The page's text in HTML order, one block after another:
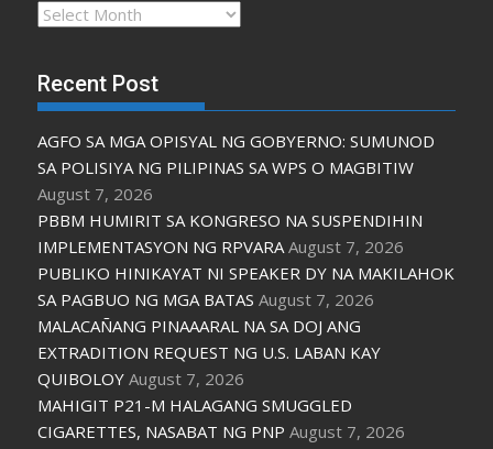
Archives
Recent Post
AGFO SA MGA OPISYAL NG GOBYERNO: SUMUNOD
SA POLISIYA NG PILIPINAS SA WPS O MAGBITIW
August 7, 2026
PBBM HUMIRIT SA KONGRESO NA SUSPENDIHIN
IMPLEMENTASYON NG RPVARA August 7, 2026
PUBLIKO HINIKAYAT NI SPEAKER DY NA MAKILAHOK
SA PAGBUO NG MGA BATAS August 7, 2026
MALACAÑANG PINAAARAL NA SA DOJ ANG
EXTRADITION REQUEST NG U.S. LABAN KAY
QUIBOLOY August 7, 2026
MAHIGIT P21-M HALAGANG SMUGGLED
CIGARETTES, NASABAT NG PNP August 7, 2026